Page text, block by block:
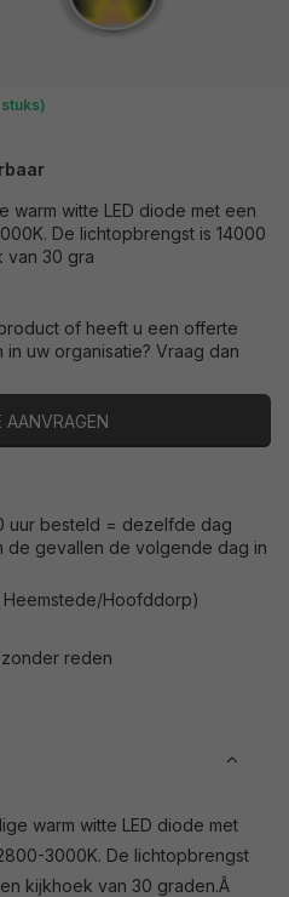
warm witte LED diode met een
De lichtopbrengst is 14000
van 30 gra
of heeft u een offerte
uw organisatie? Vraag dan
AANVRAGEN
uur besteld = dezelfde dag
de gevallen de volgende dag in
Heemstede/Hoofddorp)
zonder reden
warm witte LED diode met
3000K. De lichtopbrengst
kijkhoek van 30 graden.Â